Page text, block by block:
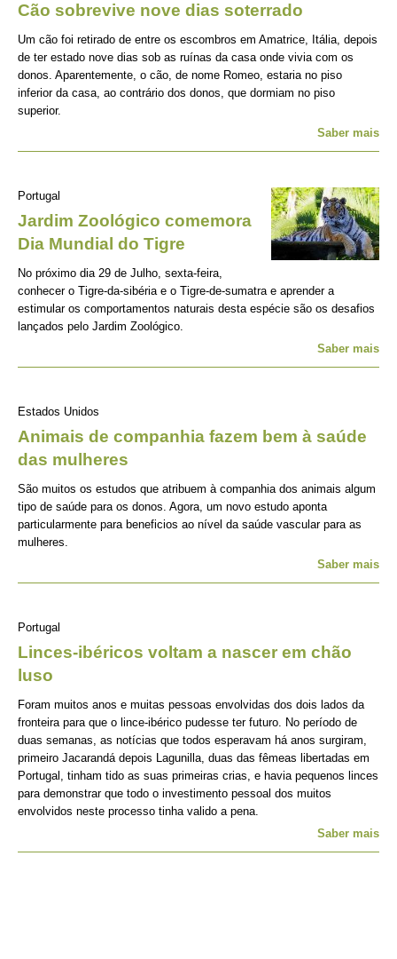
Cão sobrevive nove dias soterrado
Um cão foi retirado de entre os escombros em Amatrice, Itália, depois
de ter estado nove dias sob as ruínas da casa onde vivia com os
donos. Aparentemente, o cão, de nome Romeo, estaria no piso
inferior da casa, ao contrário dos donos, que dormiam no piso
superior.
Saber mais
Portugal
Jardim Zoológico comemora
Dia Mundial do Tigre
No próximo dia 29 de Julho, sexta-feira,
conhecer o Tigre-da-sibéria e o Tigre-de-sumatra e aprender a
estimular os comportamentos naturais desta espécie são os desafios
lançados pelo Jardim Zoológico.
Saber mais
Estados Unidos
Animais de companhia fazem bem à saúde
das mulheres
São muitos os estudos que atribuem à companhia dos animais algum
tipo de saúde para os donos. Agora, um novo estudo aponta
particularmente para beneficios ao nível da saúde vascular para as
mulheres.
Saber mais
Portugal
Linces-ibéricos voltam a nascer em chão
luso
Foram muitos anos e muitas pessoas envolvidas dos dois lados da
fronteira para que o lince-ibérico pudesse ter futuro. No período de
duas semanas, as notícias que todos esperavam há anos surgiram,
primeiro Jacarandá depois Lagunilla, duas das fêmeas libertadas em
Portugal, tinham tido as suas primeiras crias, e havia pequenos linces
para demonstrar que todo o investimento pessoal dos muitos
envolvidos neste processo tinha valido a pena.
Saber mais